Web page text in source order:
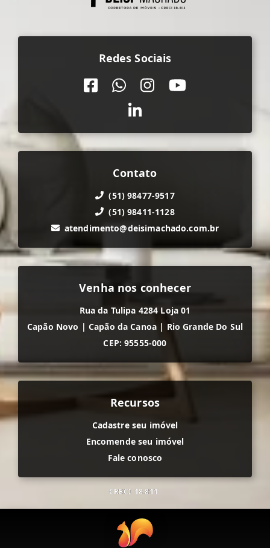
Redes Sociais
Contato
(51) 98477-9517
(51) 98411-1128
atendimento@deisimachado.com.br
Venha nos conhecer
Rua da Tulipa 4284 Loja 01
Capão Novo | Capão da Canoa | Rio Grande Do Sul
CEP: 95555-000
Recursos
Cadastre seu imóvel
Encomende seu imóvel
Fale conosco
CRECI 18.811